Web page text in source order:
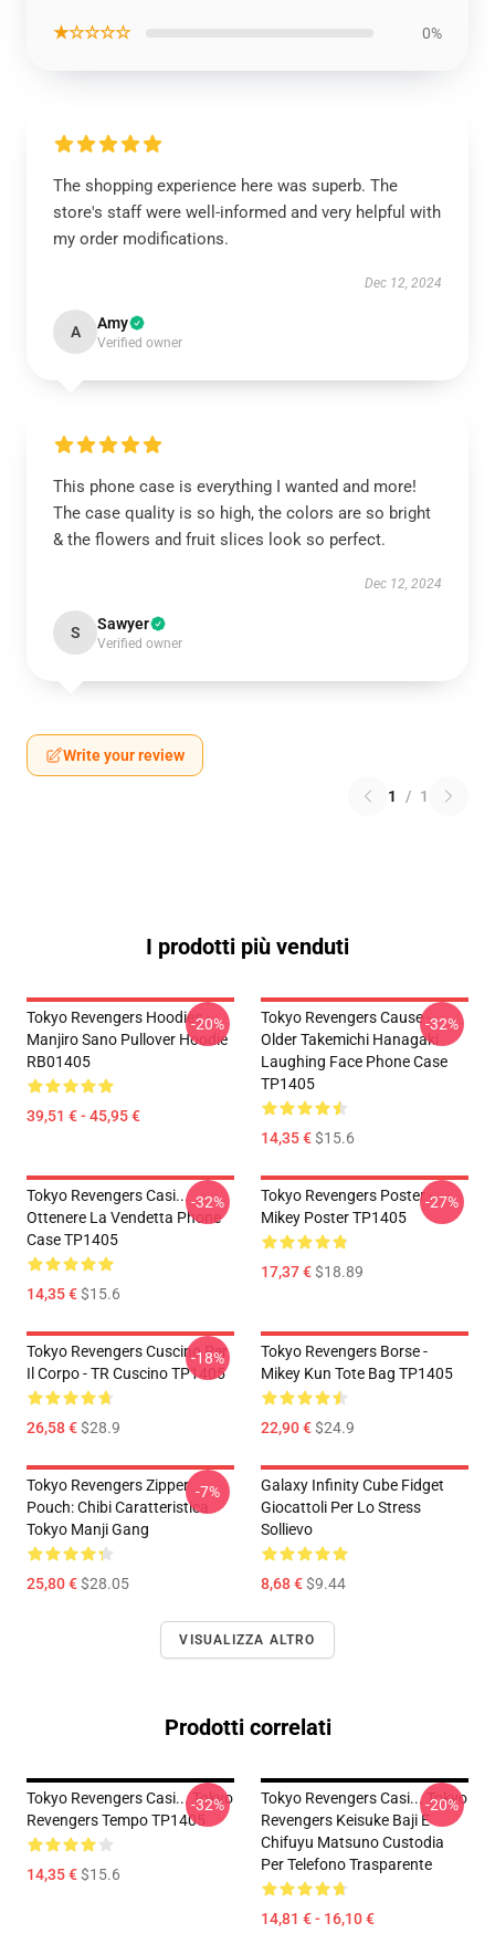
★☆☆☆☆ 0%
The shopping experience here was superb. The
store's staff were well-informed and very helpful with
my order modifications.
Dec 12, 2024
A Amy
Verified owner
This phone case is everything I wanted and more!
The case quality is so high, the colors are so bright
& the flowers and fruit slices look so perfect.
Dec 12, 2024
S Sawyer
Verified owner
Write your review
1 / 1
I prodotti più venduti
Tokyo Revengers Hoodies -
Manjiro Sano Pullover Hoodie
RB01405
39,51 € - 45,95 €
-20%
Tokyo Revengers Cause -
Older Takemichi Hanagaki
Laughing Face Phone Case
TP1405
14,35 €$15.6
-32%
Tokyo Revengers Casi...
Ottenere La Vendetta Phone
Case TP1405
14,35 €$15.6
-32%
Tokyo Revengers Poster -
Mikey Poster TP1405
17,37 €$18.89
-27%
Tokyo Revengers Cuscino Per
Il Corpo - TR Cuscino TP1405
26,58 €$28.9
-18%
Tokyo Revengers Borse -
Mikey Kun Tote Bag TP1405
22,90 €$24.9
Tokyo Revengers Zipper
Pouch: Chibi Caratteristica
Tokyo Manji Gang
25,80 €$28.05
-7%
Galaxy Infinity Cube Fidget
Giocattoli Per Lo Stress
Sollievo
8,68 €$9.44
VISUALIZZA ALTRO
Prodotti correlati
Tokyo Revengers Casi... Tokyo
Revengers Tempo TP1405
14,35 €$15.6
-32%
Tokyo Revengers Casi... Tokyo
Revengers Keisuke Baji E
Chifuyu Matsuno Custodia
Per Telefono Trasparente
14,81 € - 16,10 €
-20%